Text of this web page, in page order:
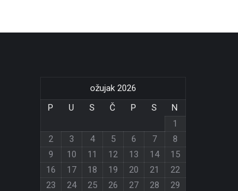
ožujak 2026
P
U S Č P S
N
1
2
3 4 5 6 7
8
9
10 11 12 13 14
15
16
17 18 19 20 21
22
23
24 25 26 27 28
29